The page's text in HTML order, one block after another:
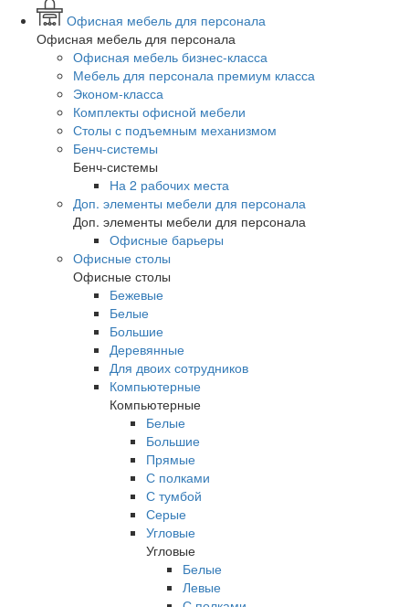
Офисная мебель для персонала
Офисная мебель для персонала
Офисная мебель бизнес-класса
Мебель для персонала премиум класса
Эконом-класса
Комплекты офисной мебели
Столы с подъемным механизмом
Бенч-системы
Бенч-системы
На 2 рабочих места
Доп. элементы мебели для персонала
Доп. элементы мебели для персонала
Офисные барьеры
Офисные столы
Офисные столы
Бежевые
Белые
Большие
Деревянные
Для двоих сотрудников
Компьютерные
Компьютерные
Белые
Большие
Прямые
С полками
С тумбой
Серые
Угловые
Угловые
Белые
Левые